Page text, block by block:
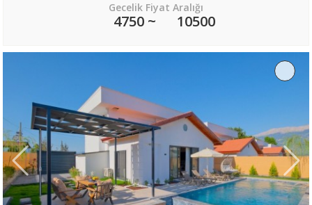
Gecelik Fiyat Aralığı
4750 ~ 10500